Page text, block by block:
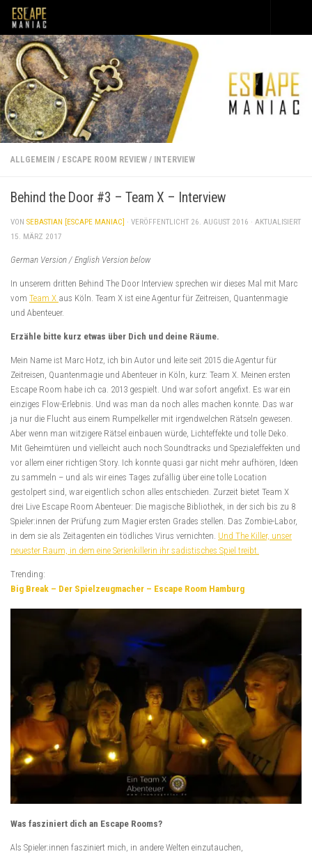
Unter dem Inhalt
ALLGEMEIN / ESCAPE ROOM REVIEW / INTERVIEW
Behind the Door #3 – Team X – Interview
VON SEBASTIAN [ESCAPE MANIAC] · VERÖFFENTLICHT 26. AUGUST 2016 · AKTUALISIERT
15. MÄRZ 2017
German Version / English Version below
In unserem dritten Behind The Door Interview sprechen wir dieses Mal mit Marc
vom Team X aus Köln. Team X ist eine Agentur für Zeitreisen, Quantenmagie
und Abenteuer.
Erzähle bitte kurz etwas über Dich und deine Räume.
Mein Name ist Marc Hotz, ich bin Autor und leite seit 2015 die Agentur für
Zeitreisen, Quantenmagie und Abenteuer in Köln, kurz: Team X. Meinen ersten
Escape Room habe ich ca. 2013 gespielt. Und war sofort angefixt. Es war ein
einziges Flow-Erlebnis. Und was man da noch alles machen konnte. Das war
ja nur die Flucht aus einem Rumpelkeller mit irgendwelchen Rätseln gewesen.
Aber wenn man witzigere Rätsel einbauen würde, Lichteffekte und tolle Deko.
Mit Geheimtüren und vielleicht auch noch Soundtracks und Spezialeffekten und
vor allem einer richtigen Story. Ich konnte quasi gar nicht mehr aufhören, Ideen
zu sammeln – und als wir eines Tages zufällig über eine tolle Location
gestolpert sind, war eigentlich schon alles entschieden. Zurzeit bietet Team X
drei Live Escape Room Abenteuer: Die magische Bibliothek, in der sich bis zu 8
Spieler:innen der Prüfung zum Magier ersten Grades stellen. Das Zombie-Labor,
in dem sie als Zeitagenten ein tödliches Virus vernichten. Und The Killer, unser
neuester Raum, in dem eine Serienkillerin ihr sadistisches Spiel treibt.
Trending:
Big Break – Der Spielzeugmacher – Escape Room Hamburg
Was fasziniert dich an Escape Rooms?
Als Spieler:innen fasziniert mich, in andere Welten einzutauchen,